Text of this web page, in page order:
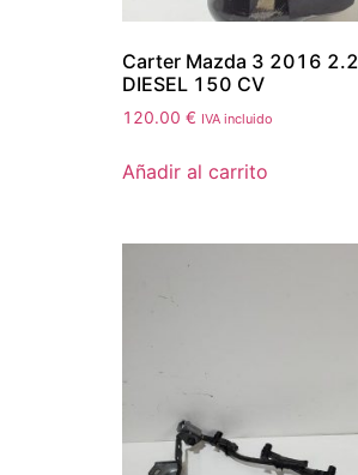
Carter Mazda 3 2016 2.2
DIESEL 150 CV
120.00 € IVA incluido
Añadir al carrito